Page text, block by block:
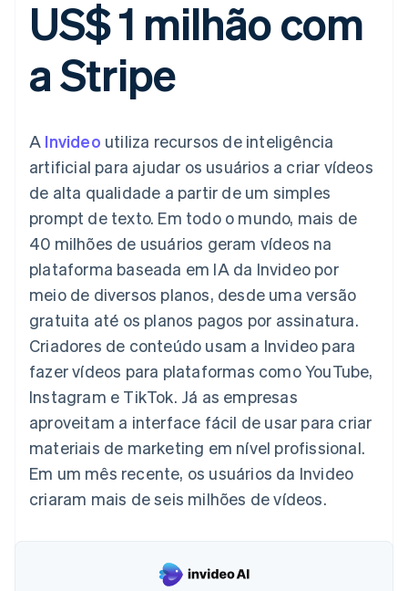
Authorization
Boost
de aceitação
Link
Recognition
Automação
contábil
Relatórios
personalizados
de dados
Mais
Product roadmap
Veja o que está chegando
Radar
Prevenção de fraudes
Atlas
Incorporação de startups
Climate
Remoção de carbono
Stripe Sessions 2026
Veja como a Stripe está construindo a infraestrutura
Marketplaces
Gestão dos valores
Plataformas
Por setor
Empresas de IA
Economia de criadores
Jogos
Hospitalidade, viagens
Seguros
Mídia e entretenimento
Organizações sem fins
lucrativos
Serviços profissionais
Setor público
Varejo
Ecossistema
Parceiros
Stripe App Marketplace
Gerenciar assinaturas
Ofereça cobrança por
uso
respaldados por
stablecoins
Recursos
Integrações de
Exemplos de códigos
Blog de
desenvolvedores
Status da API
Plano de ação do
produto
sessões
Carreiras
Contato
Fale com a equipe de
vendas
Seja um parceiro
US$ 1 milhão com
a Stripe
A Invideo utiliza recursos de inteligência
artificial para ajudar os usuários a criar vídeos
de alta qualidade a partir de um simples
prompt de texto. Em todo o mundo, mais de
40 milhões de usuários geram vídeos na
plataforma baseada em IA da Invideo por
meio de diversos planos, desde uma versão
gratuita até os planos pagos por assinatura.
Criadores de conteúdo usam a Invideo para
fazer vídeos para plataformas como YouTube,
Instagram e TikTok. Já as empresas
aproveitam a interface fácil de usar para criar
materiais de marketing em nível profissional.
Em um mês recente, os usuários da Invideo
criaram mais de seis milhões de vídeos.